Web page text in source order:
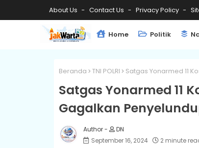
About Us Contact Us Privacy Policy
Home Politik
Beranda TNI POLRI Satgas Yonarmed 11
Satgas Yonarmed 11
Gagalkan
DN
September 16, 2024
2 minute